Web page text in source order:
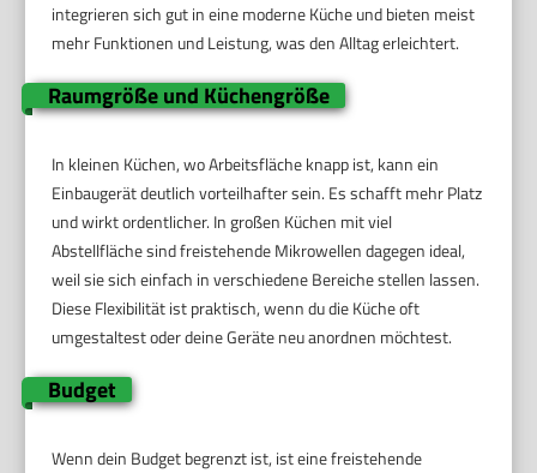
integrieren sich gut in eine moderne Küche und bieten meist
mehr Funktionen und Leistung, was den Alltag erleichtert.
Raumgröße und Küchengröße
In kleinen Küchen, wo Arbeitsfläche knapp ist, kann ein
Einbaugerät deutlich vorteilhafter sein. Es schafft mehr Platz
und wirkt ordentlicher. In großen Küchen mit viel
Abstellfläche sind freistehende Mikrowellen dagegen ideal,
weil sie sich einfach in verschiedene Bereiche stellen lassen.
Diese Flexibilität ist praktisch, wenn du die Küche oft
umgestaltest oder deine Geräte neu anordnen möchtest.
Budget
Wenn dein Budget begrenzt ist, ist eine freistehende